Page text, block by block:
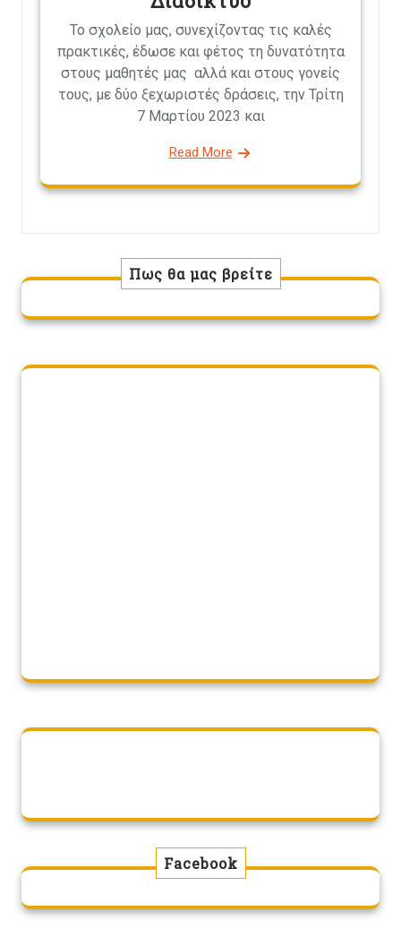
Το σχολείο μας, συνεχίζοντας τις καλές
πρακτικές, έδωσε και φέτος τη δυνατότητα
στους μαθητές μας αλλά και στους γονείς
τους, με δύο ξεχωριστές δράσεις, την Τρίτη
7 Μαρτίου 2023 και
Read More
Πως θα μας βρείτε
Facebook